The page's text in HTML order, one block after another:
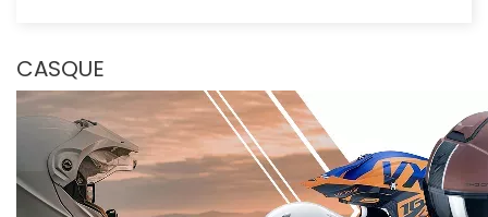
CASQUE